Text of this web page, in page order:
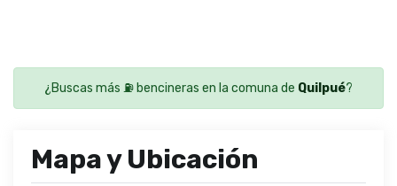
¿Buscas más ⛽ bencineras en la comuna de Quilpué?
Mapa y Ubicación